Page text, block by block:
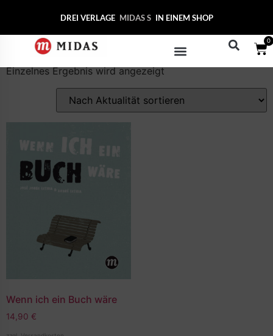
DREI VERLAGE MIDAS IN EINEM SHOP
0
Illustrationen
Einzelnes Ergebnis wird angezeigt
Wenn ich ein Buch wäre
14,90 €